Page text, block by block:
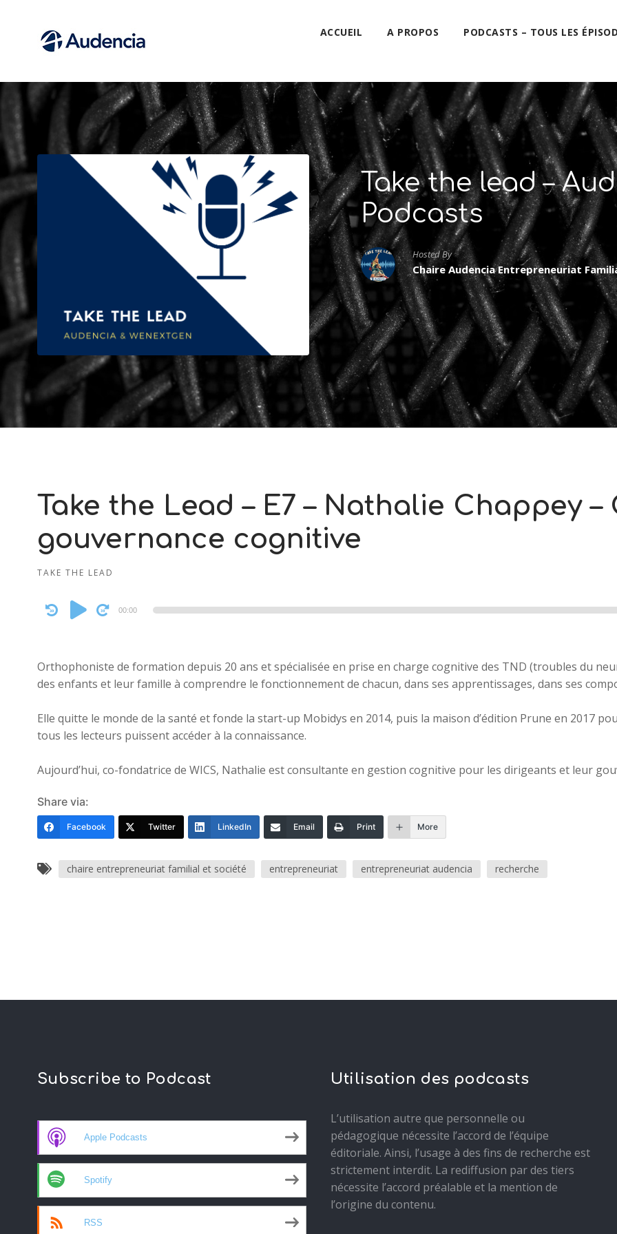
ACCUEIL A PROPOS PODCASTS – TOUS LES
Take the lead –
Podcasts
Hosted By
Chaire Audencia Entrepreneuriat
Take the Lead – E7 – Nathalie Chappey
gouvernance cognitive
TAKE THE LEAD
Audio
Player
00:00
Orthophoniste de formation depuis 20 ans et spécialisée en prise en charge cognitive des TND (troubles du
des enfants et leur famille à comprendre le fonctionnement de chacun, dans ses apprentissages, dans ses
Elle quitte le monde de la santé et fonde la start-up Mobidys en 2014, puis la maison d’édition Prune en 2017
tous les lecteurs puissent accéder à la connaissance.
Aujourd’hui, co-fondatrice de WICS, Nathalie est consultante en gestion cognitive pour les dirigeants et leur
Share via:
Facebook Twitter LinkedIn Email Print More
chaire entrepreneuriat familial et société entrepreneuriat entrepreneuriat audencia recherche
Subscribe to Podcast
Apple Podcasts
Spotify
RSS
Utilisation des podcasts
L’utilisation autre que personnelle ou
pédagogique nécessite l’accord de l’équipe
éditoriale. Ainsi, l’usage à des fins de recherche est
strictement interdit. La rediffusion par des tiers
nécessite l’accord préalable et la mention de
l’origine du contenu.